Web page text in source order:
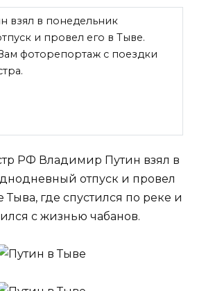
взял в понедельник
и провел его в Тыве.
фоторепортаж с поездки
РФ Владимир Путин взял в
отпуск и провел
Тыва, где спустился по реке и
с жизнью чабанов.